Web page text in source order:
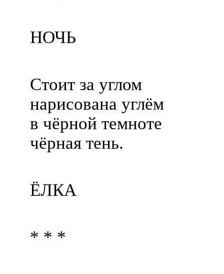
НОЧЬ
Стоит за углом
нарисована углём
в чёрной темноте
чёрная тень.
ЁЛКА
* * *